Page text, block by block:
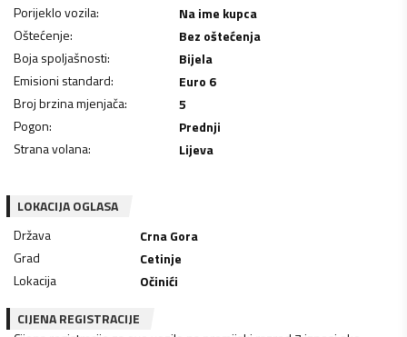
Porijeklo vozila:
Na ime kupca
Oštećenje:
Bez oštećenja
Boja spoljašnosti:
Bijela
Emisioni standard:
Euro 6
Broj brzina mjenjača:
5
Pogon:
Prednji
Strana volana: Lijeva
LOKACIJA OGLASA
Država
Crna Gora
Grad
Cetinje
Lokacija
Očinići
CIJENA REGISTRACIJE